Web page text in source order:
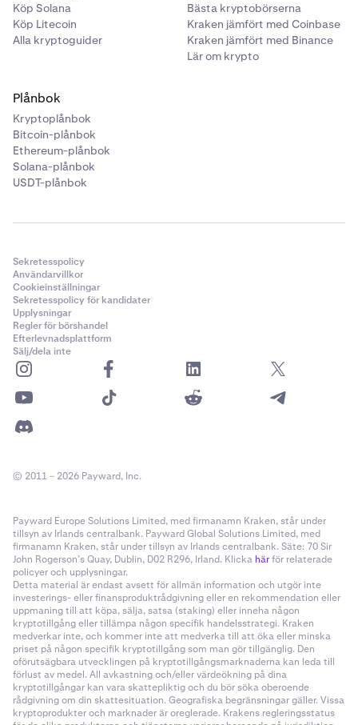
Köp Solana
Köp Litecoin
Alla kryptoguider
Bästa kryptobörserna
Kraken jämfört med Coinbase
Kraken jämfört med Binance
Lär om krypto
Plånbok
Kryptoplånbok
Bitcoin-plånbok
Ethereum-plånbok
Solana-plånbok
USDT-plånbok
Sekretesspolicy
Användarvillkor
Cookieinställningar
Sekretesspolicy för kandidater
Upplysningar
Regler för börshandel
Efterlevnadsplattform
Sälj/dela inte
© 2011 – 2026 Payward, Inc.
Payward Europe Solutions Limited, med firmanamn Kraken, står under
tillsyn av Irlands centralbank. Payward Global Solutions Limited, med
firmanamn Kraken, står under tillsyn av Irlands centralbank. Säte: 70 Sir
John Rogerson’s Quay, Dublin, D02 R296, Irland. Klicka härför relaterade
policyer och upplysningar.
Detta material är endast avsett för allmän information och utgör inte
investerings- eller finansproduktrådgivning eller en rekommendation eller
uppmaning till att köpa, sälja, satsa (staking) eller inneha någon
kryptotillgång eller tillämpa någon specifik handelsstrategi. Kraken
medverkar inte, och kommer inte att medverka till att öka eller minska
priset på någon specifik kryptotillgång som man gör tillgänglig. Den
oförutsägbara utvecklingen på kryptotillgångsmarknaderna kan leda till
förlust av medel. All avkastning och/eller värdeökning på dina
kryptotillgångar kan vara skattepliktig och du bör söka oberoende
rådgivning om din skattesituation. Geografiska begränsningar gäller. Vissa
kryptoprodukter och marknader är oreglerade. Krakens regleringsstatus